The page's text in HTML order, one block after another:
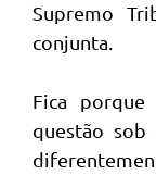
Supremo
conjunta.
Fica
questão sob